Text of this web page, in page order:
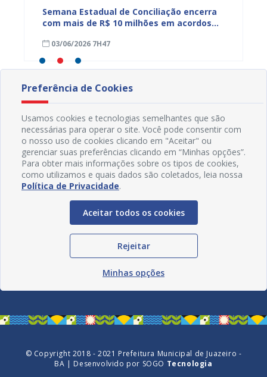
Semana Estadual de Conciliação encerra
com mais de R$ 10 milhões em acordos
03/06/2026 7H47
Redes Sociais
© Copyright 2018 - 2021 Prefeitura Municipal de Juazeiro -
BA | Desenvolvido por SOGO Tecnologia
Preferência de Cookies
Usamos cookies e tecnologias semelhantes que são
necessárias para operar o site. Você pode consentir com
o nosso uso de cookies clicando em "Aceitar" ou
gerenciar suas preferências clicando em “Minhas opções”.
Para obter mais informações sobre os tipos de cookies,
como utilizamos e quais dados são coletados, leia nossa
Política de Privacidade.
Aceitar todos os cookies
Rejeitar
Minhas opções